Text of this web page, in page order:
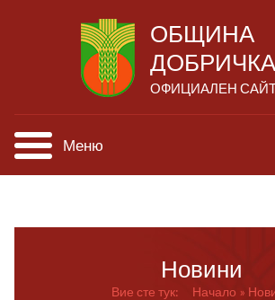
ОБЩИНА
ДОБРИЧКА
ОФИЦИАЛЕН
Меню
Новини
Вие сте тук: Начало